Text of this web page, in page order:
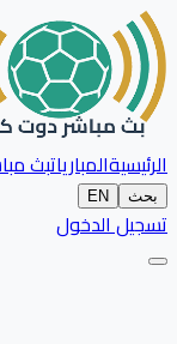
الرئيسيةالمبارياتبث
بحث EN
تسجيل الدخول